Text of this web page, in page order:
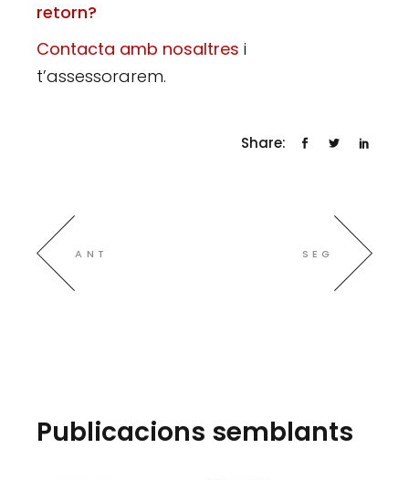
retorn?
Contacta amb nosaltres i
t’assessorarem.
Share:
ANT SEG
Publicacions semblants